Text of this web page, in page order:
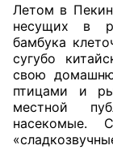
Летом в
несущих в
бамбука
сугубо
свою
птицами и
местной
насекомые.